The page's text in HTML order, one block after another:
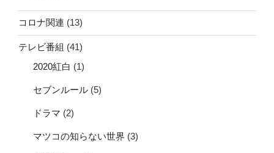
コロナ関連 (13)
テレビ番組 (41)
2020紅白 (1)
セブンルール (5)
ドラマ (2)
マツコの知らない世界 (3)